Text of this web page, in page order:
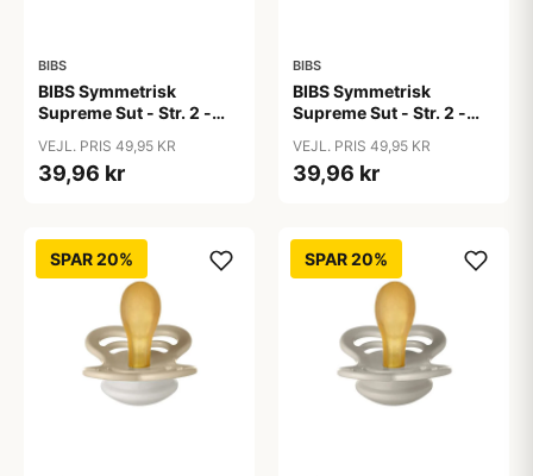
BIBS
BIBS Symmetrisk
Supreme Sut - Str. 2 -
Blush
VEJL. PRIS 49,95 KR
39,96 kr
BIBS
BIBS Symmetrisk
Supreme Sut - Str. 2 -
Sage
VEJL. PRIS 49,95 KR
39,96 kr
SPAR 20% SPAR 20%